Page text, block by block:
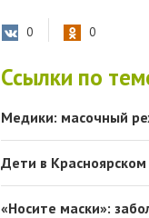
0 0
Ссылки по
Медики: масочный
Дети в
«Носите маски»: